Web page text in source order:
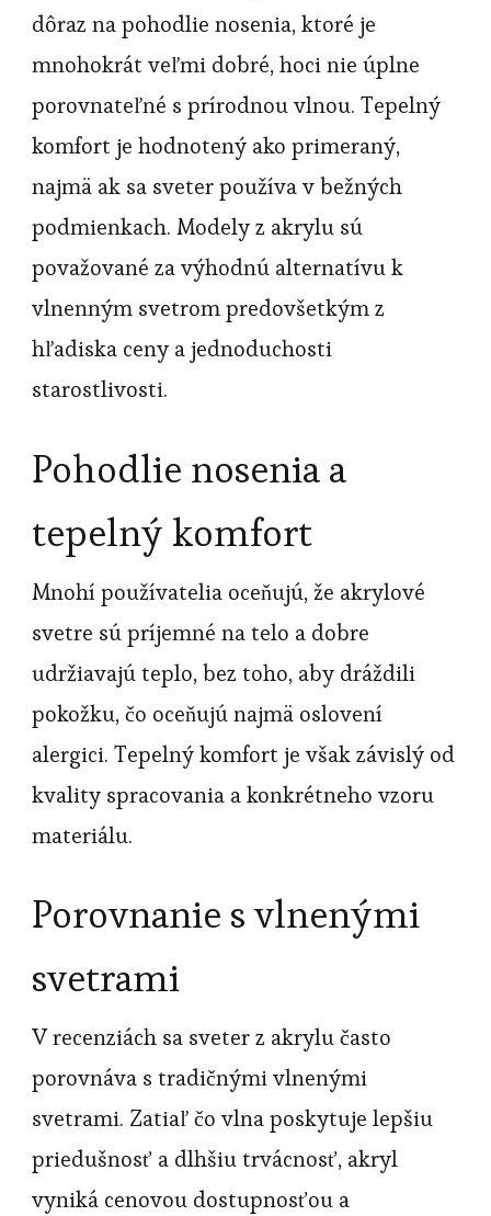
dôraz na pohodlie nosenia, ktoré je
mnohokrát veľmi dobré, hoci nie úplne
porovnateľné s prírodnou vlnou. Tepelný
komfort je hodnotený ako primeraný,
najmä ak sa sveter používa v bežných
podmienkach. Modely z akrylu sú
považované za výhodnú alternatívu k
vlnenným svetrom predovšetkým z
hľadiska ceny a jednoduchosti
starostlivosti.
Pohodlie nosenia a
tepelný komfort
Mnohí používatelia oceňujú, že akrylové
svetre sú príjemné na telo a dobre
udržiavajú teplo, bez toho, aby dráždili
pokožku, čo oceňujú najmä oslovení
alergici. Tepelný komfort je však závislý od
kvality spracovania a konkrétneho vzoru
materiálu.
Porovnanie s vlnenými
svetrami
V recenziách sa sveter z akrylu často
porovnáva s tradičnými vlnenými
svetrami. Zatiaľ čo vlna poskytuje lepšiu
priedušnosť a dlhšiu trvácnosť, akryl
vyniká cenovou dostupnosťou a